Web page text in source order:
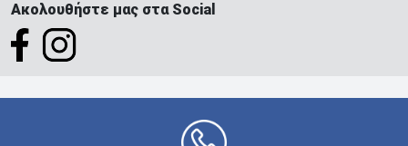
Ακολουθήστε μας στα Social